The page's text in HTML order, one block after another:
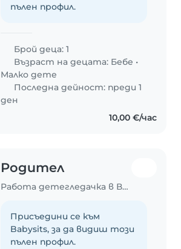
пълен профил.
Брой деца: 1
Възраст на децата: Бебе •
Малко дете
Последна дейност: преди 1
ден
10,00 €/час
Родител
Работа детегледачка в Варна
Присъедини се към
Babysits, за да видиш този
пълен профил.